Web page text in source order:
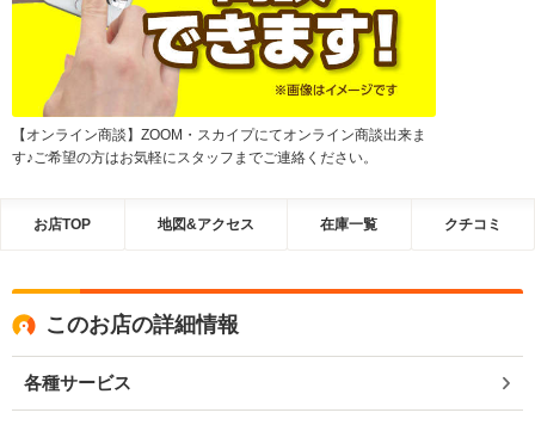
【オンライン商談】ZOOM・スカイプにてオンライン商談出来ま
す♪ご希望の方はお気軽にスタッフまでご連絡ください。
お店TOP 地図&アクセス 在庫一覧 クチコミ
このお店の詳細情報
各種サービス